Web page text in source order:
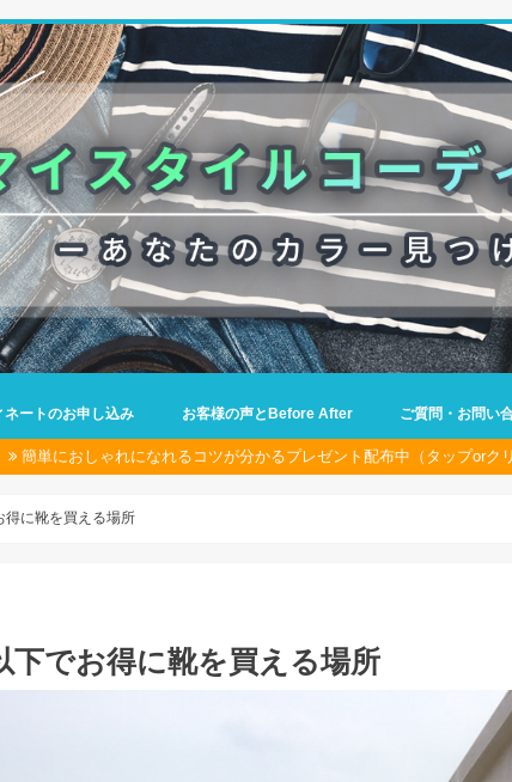
ネートのお申し込み お客様の声とBefore After ご質問・お問い
簡単におしゃれになれるコツが分かるプレゼント配布中（タップorク
得に靴を買える場所
下でお得に靴を買える場所